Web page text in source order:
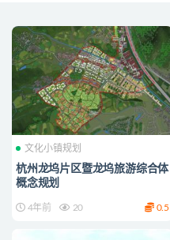
文化小镇规划
杭州龙坞片区暨龙坞旅游综合体
概念规划
4年前 20 0.5